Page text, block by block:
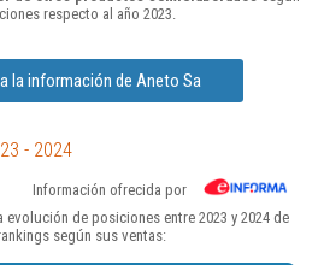
respecto al año 2023.
la información de Aneto Sa
- 2024
Información ofrecida por
de posiciones entre 2023 y 2024 de
según sus ventas: